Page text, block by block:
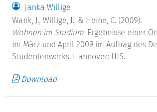
Janka Willige
Wank, J., Willige, J., & Heine, C. (2009).
Wohnen im Studium. Ergebnisse einer
im März und April 2009 im Auftrag des
Studentenwerks. Hannover: HIS.
Download